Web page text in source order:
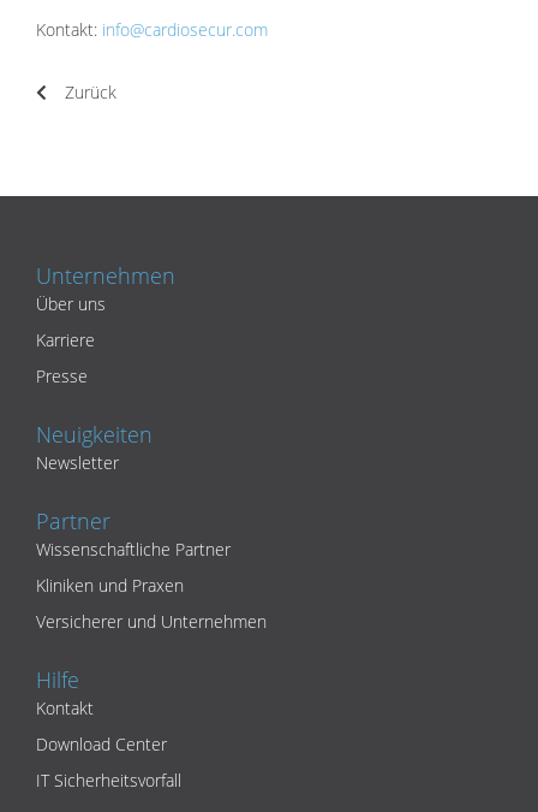
Kontakt: info@cardiosecur.com
Zurück
Unternehmen
Über uns
Karriere
Presse
Neuigkeiten
Newsletter
Partner
Wissenschaftliche Partner
Kliniken und Praxen
Versicherer und Unternehmen
Hilfe
Kontakt
Download Center
IT Sicherheitsvorfall